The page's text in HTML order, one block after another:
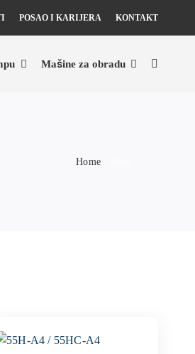
POSAO I KARIJERA KONTAKT
Mašine za obradu
Home